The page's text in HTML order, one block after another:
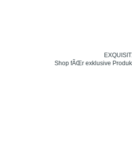
Shop fÃŒr exklusive